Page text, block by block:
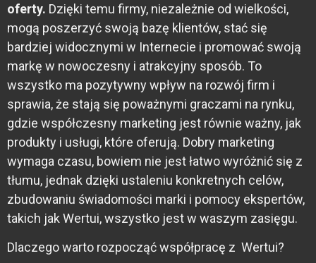
oferty. Dzięki temu firmy, niezależnie od wielkości,
mogą poszerzyć swoją bazę klientów, stać się
bardziej widocznymi w Internecie i promować swoją
markę w nowoczesny i atrakcyjny sposób. To
wszystko ma pozytywny wpływ na rozwój firm i
sprawia, że stają się poważnymi graczami na rynku,
gdzie współczesny marketing jest równie ważny, jak
produkty i usługi, które oferują. Dobry marketing
wymaga czasu, bowiem nie jest łatwo wyróżnić się z
tłumu, jednak dzięki ustaleniu konkretnych celów,
zbudowaniu świadomości marki i pomocy ekspertów,
takich jak Wertui, wszystko jest w waszym zasięgu.
Dlaczego warto rozpocząć współpracę z Wertui?